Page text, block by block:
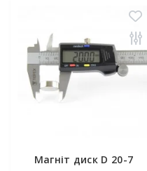
Магніт диск D 20-7